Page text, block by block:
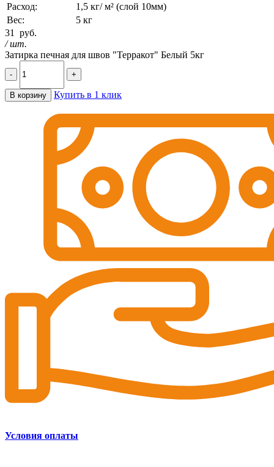
Расход:
1,5 кг/ м² (слой 10мм)
Вес:
5 кг
31
руб.
/ шт.
Затирка печная для швов "Терракот" Белый 5кг
- +
В корзину Купить в 1 клик
Условия оплаты